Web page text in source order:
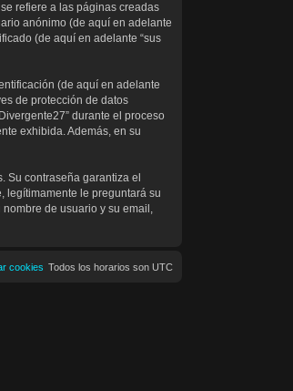
refiere a las páginas creadas
anónimo (de aquí en adelante
(de aquí en adelante “sus
(de aquí en adelante
de protección de datos
durante el proceso
exhibida. Además, en su
Su contraseña garantiza el
legítimamente le preguntará su
de usuario y su email,
Todos los horarios son UTC
cookies